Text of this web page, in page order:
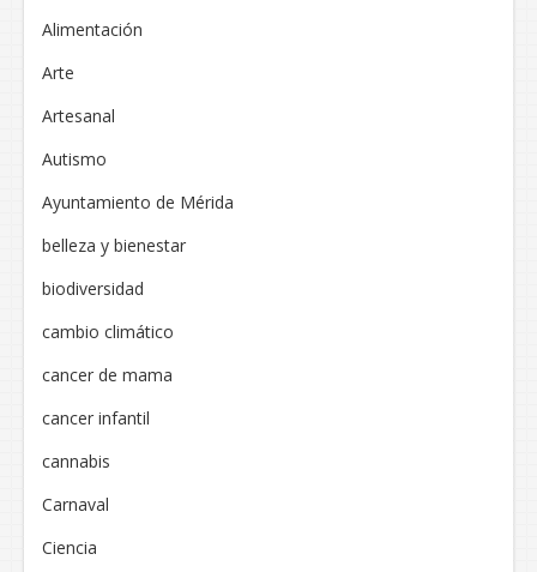
Alimentación
Arte
Artesanal
Autismo
Ayuntamiento de Mérida
belleza y bienestar
biodiversidad
cambio climático
cancer de mama
cancer infantil
cannabis
Carnaval
Ciencia